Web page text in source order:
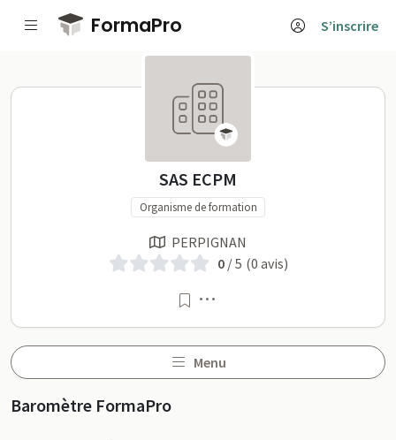
Passer au contenu principal
FormaPro S’inscrire
SAS ECPM sur FormaPro
SAS ECPM
Organisme de formation
PERPIGNAN
0/ 5 (0 avis)
Menu
Profil
Baromètre FormaPro